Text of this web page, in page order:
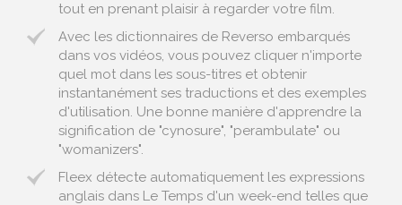
tout en prenant plaisir à regarder votre film.
Avec les dictionnaires de Reverso embarqués
dans vos vidéos, vous pouvez cliquer n'importe
quel mot dans les sous-titres et obtenir
instantanément ses traductions et des exemples
d'utilisation. Une bonne manière d'apprendre la
signification de "cynosure", "perambulate" ou
"womanizers".
Fleex détecte automatiquement les expressions
anglais dans Le Temps d'un week-end telles que